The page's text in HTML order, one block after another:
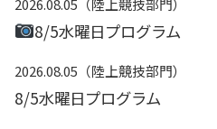
2026.08.05 陸上競技部門
8/5水曜日プログラム
2026.08.05 陸上競技部門
8/5水曜日プログラム